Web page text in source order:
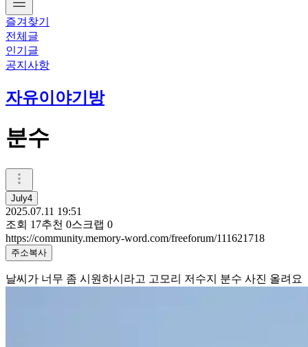
즐겨찾기
전체글
인기글
공지사항
자유이야기방
분수
July4
2025.07.11 19:51
조회 17추천 0스크랩 0
https://community.memory-word.com/freeforum/111621718
주소복사
날씨가 너무 좀 시원하시라고 고모리 저수지 분수 사진 올려요